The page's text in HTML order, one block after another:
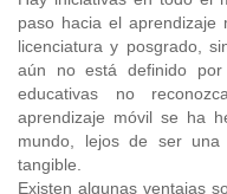
paso hacia el aprendizaje
licenciatura y posgrado,
aún no está definido
educativas no
aprendizaje móvil se ha
mundo, lejos de ser una
tangible.
Existen algunas ventajas